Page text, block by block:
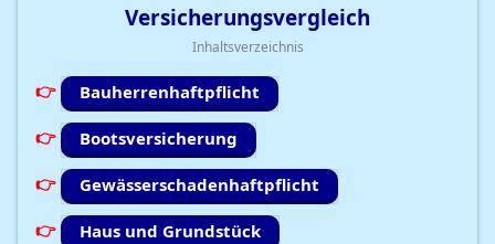
Versicherungsvergleich
Inhaltsverzeichnis
Bauherrenhaftpflicht
Bootsversicherung
Gewässerschadenhaftpflicht
Haus und Grundstück